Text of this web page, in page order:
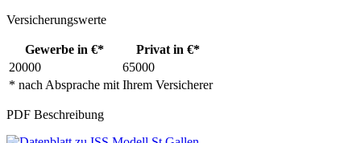
Versicherungswerte
Gewerbe in €* Privat in €*
* nach Absprache mit Ihrem Versicherer
20000 65000
PDF Beschreibung